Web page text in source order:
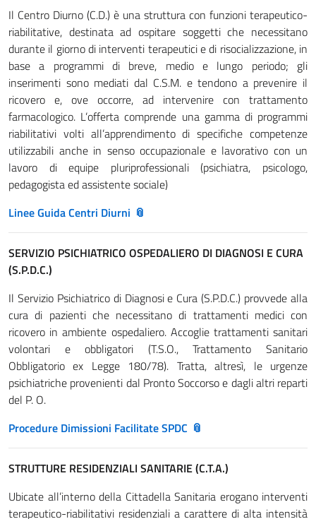
Il Centro Diurno (C.D.) è una struttura con funzioni terapeutico-
riabilitative, destinata ad ospitare soggetti che necessitano
durante il giorno di interventi terapeutici e di risocializzazione, in
base a programmi di breve, medio e lungo periodo; gli
inserimenti sono mediati dal C.S.M. e tendono a prevenire il
ricovero e, ove occorre, ad intervenire con trattamento
farmacologico. L’offerta comprende una gamma di programmi
riabilitativi volti all’apprendimento di specifiche competenze
utilizzabili anche in senso occupazionale e lavorativo con un
lavoro di equipe pluriprofessionali (psichiatra, psicologo,
pedagogista ed assistente sociale)
Linee Guida Centri Diurni
SERVIZIO PSICHIATRICO OSPEDALIERO DI DIAGNOSI E CURA
(S.P.D.C.)
Il Servizio Psichiatrico di Diagnosi e Cura (S.P.D.C.) provvede alla
cura di pazienti che necessitano di trattamenti medici con
ricovero in ambiente ospedaliero. Accoglie trattamenti sanitari
volontari e obbligatori (T.S.O., Trattamento Sanitario
Obbligatorio ex Legge 180/78). Tratta, altresì, le urgenze
psichiatriche provenienti dal Pronto Soccorso e dagli altri reparti
del P. O.
Procedure Dimissioni Facilitate SPDC
STRUTTURE RESIDENZIALI SANITARIE (C.T.A.)
Ubicate all’interno della Cittadella Sanitaria erogano interventi
terapeutico-riabilitativi residenziali a carattere di alta intensità